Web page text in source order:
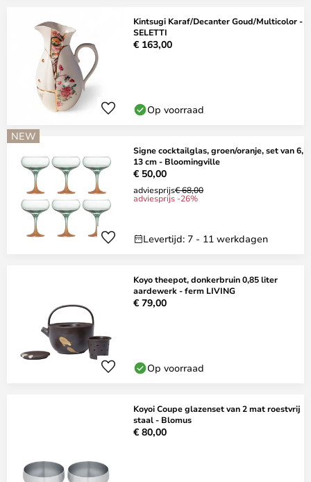
Kintsugi Karaf/Decanter Goud/Multicolor -
SELETTI
€ 163,00
Op voorraad
NEW
Signe cocktailglas, groen/oranje, set van 6,
13 cm - Bloomingville
€ 50,00
adviesprijs€ 68,00
adviesprijs -26%
Levertijd: 7 - 11 werkdagen
Koyo theepot, donkerbruin 0,85 liter
aardewerk - ferm LIVING
€ 79,00
Op voorraad
Koyoi Coupe glazenset van 2 mat roestvrij
staal - Blomus
€ 80,00